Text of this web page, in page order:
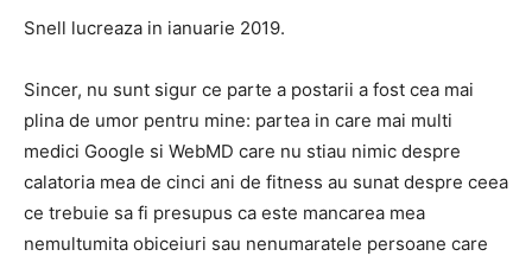
Snell lucreaza in ianuarie 2019.
Sincer, nu sunt sigur ce parte a postarii a fost cea mai
plina de umor pentru mine: partea in care mai multi
medici Google si WebMD care nu stiau nimic despre
calatoria mea de cinci ani de fitness au sunat despre ceea
ce trebuie sa fi presupus ca este mancarea mea
nemultumita obiceiuri sau nenumaratele persoane care